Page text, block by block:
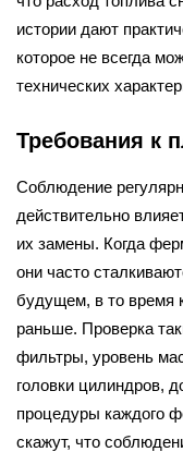
истории дают
которое не всегда
технических
Требования к
Соблюдение
действительно
их замены. Когда
они часто
будущем, в то время
раньше. Проверка
фильтры, уровень
головки цилиндров,
процедуры каждого
скажут, что